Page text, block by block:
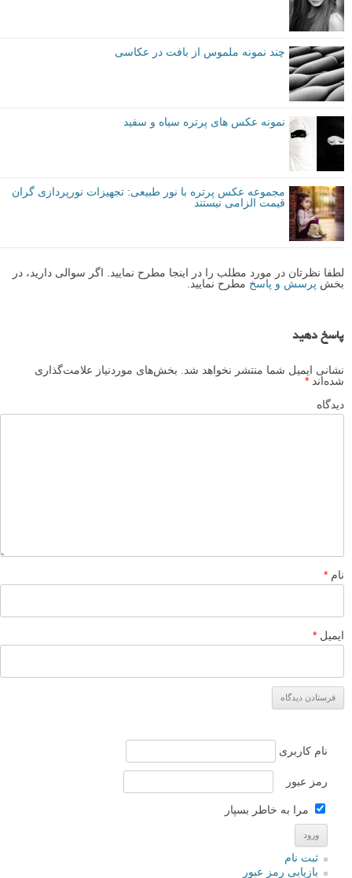
چند نمونه ملموس از بافت در عکاسی
نمونه عکس های پرتره سیاه و سفید
مجموعه عکس پرتره با نور طبیعی: تجهیزات نورپردازی گران
قیمت الزامی نیستند
لطفا نظرتان در مورد مطلب را در اینجا مطرح نمایید. اگر سوالی دارید، در
بخش پرسش و پاسخ مطرح نمایید.
پاسخ دهید
نشانی ایمیل شما منتشر نخواهد شد.
بخش‌های موردنیاز علامت‌گذاری
شده‌اند *
دیدگاه
نام *
ایمیل *
نام کاربری
رمز عبور
مرا به خاطر بسپار
ثبت نام
بازیابی رمز عبور